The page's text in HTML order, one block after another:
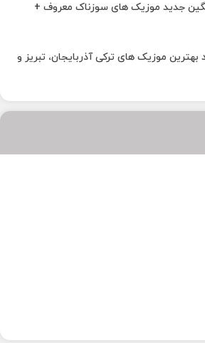
جدید موزیک های سوزناک معروف +
بهترین موزیک‌ های ترکی آذربایجان، تبریز و